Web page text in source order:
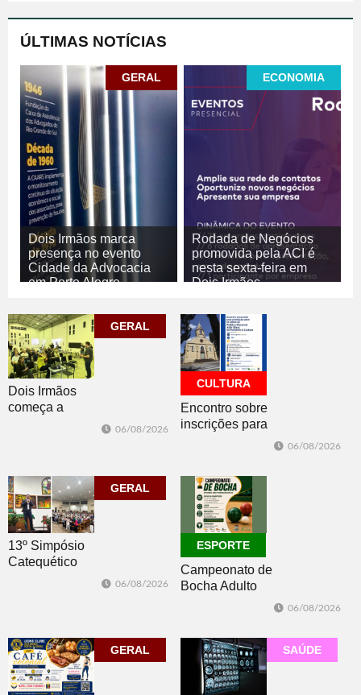
ÚLTIMAS NOTÍCIAS
GERAL
Dois Irmãos marca
presença no evento
Cidade da Advocacia
em Porto Alegre
ECONOMIA
Rodada de Negócios
promovida pela ACI é
nesta sexta-feira em
Dois Irmãos
ECONOMIA
GERAL
Dois Irmãos
começa a
06/08/2026
CULTURA
Encontro sobre
inscrições para
06/08/2026
GERAL
13º Simpósio
Catequético
06/08/2026
ESPORTE
Campeonato de
Bocha Adulto
abertas
06/08/2026
GERAL SAÚDE